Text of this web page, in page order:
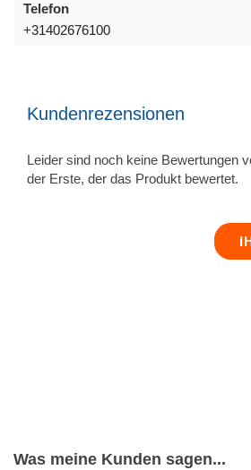
Telefon
+31402676100
Kundenrezensionen
Leider sind noch keine Bewertungen
der Erste, der das Produkt bewertet.
Was meine Kunden sagen...